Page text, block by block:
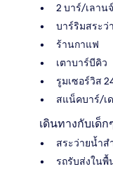
2 บาร์/เลานจ์
บาร์ริมสระว่
ร้านกาแฟ
เตาบาร์บีคิว
รูมเซอร์วิส
สแน็คบาร์/เ
เดินทางกับเด็ก
สระว่ายน้ำส
รถรับส่งในพื้